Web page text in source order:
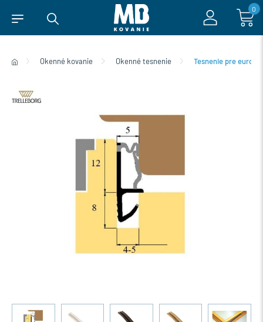
0
Okenné kovanie Okenné tesnenie Tesnenie pre